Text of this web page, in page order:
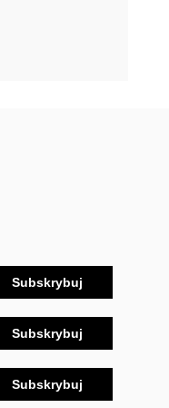
Subskrybuj
Subskrybuj
Subskrybuj